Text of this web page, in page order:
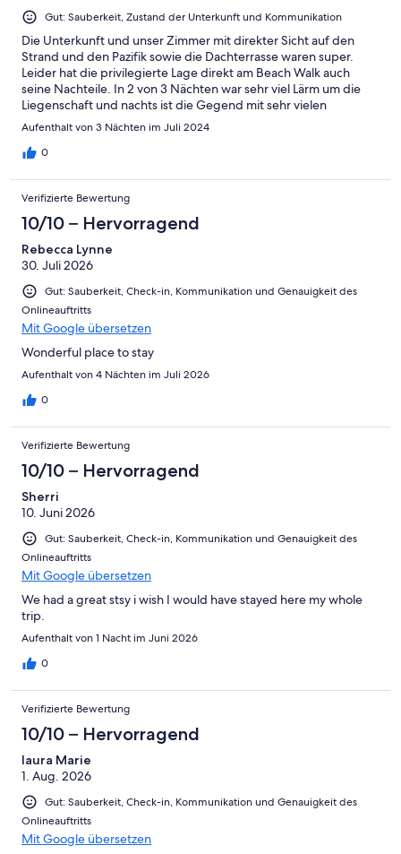
Ungenügend
Gut: Sauberkeit, Zustand der Unterkunft und Kommunikation
Die Unterkunft und unser Zimmer mit direkter Sicht auf den
Strand und den Pazifik sowie die Dachterrasse waren super.
Leider hat die privilegierte Lage direkt am Beach Walk auch
seine Nachteile. In 2 von 3 Nächten war sehr viel Lärm um die
Liegenschaft und nachts ist die Gegend mit sehr vielen
Obdachlosen unsicher.
Aufenthalt von 3 Nächten im Juli 2024
0
Verifizierte Bewertung
10/10 – Hervorragend
Rebecca Lynne
30. Juli 2026
Gut: Sauberkeit, Check-in, Kommunikation und Genauigkeit des
Onlineauftritts
Mit Google übersetzen
Wonderful place to stay
Aufenthalt von 4 Nächten im Juli 2026
0
Verifizierte Bewertung
10/10 – Hervorragend
Sherri
10. Juni 2026
Gut: Sauberkeit, Check-in, Kommunikation und Genauigkeit des
Onlineauftritts
Mit Google übersetzen
We had a great stsy i wish I would have stayed here my whole
trip.
Aufenthalt von 1 Nacht im Juni 2026
0
Verifizierte Bewertung
10/10 – Hervorragend
laura Marie
1. Aug. 2026
Gut: Sauberkeit, Check-in, Kommunikation und Genauigkeit des
Onlineauftritts
Mit Google übersetzen